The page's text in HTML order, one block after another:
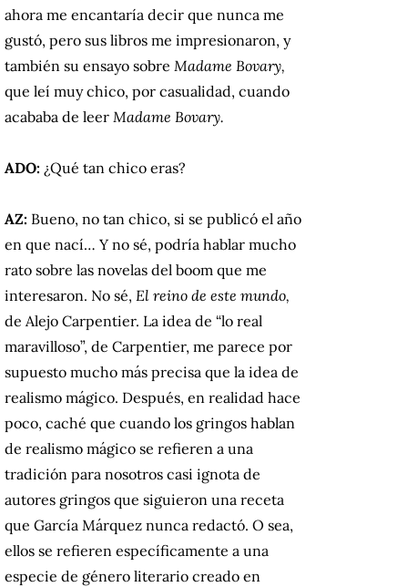
ahora me encantaría decir que nunca me
gustó, pero sus libros me impresionaron, y
también su ensayo sobre Madame Bovary,
que leí muy chico, por casualidad, cuando
acababa de leer Madame Bovary.
ADO: ¿Qué tan chico eras?
AZ: Bueno, no tan chico, si se publicó el año
en que nací… Y no sé, podría hablar mucho
rato sobre las novelas del boom que me
interesaron. No sé, El reino de este mundo,
de Alejo Carpentier. La idea de “lo real
maravilloso”, de Carpentier, me parece por
supuesto mucho más precisa que la idea de
realismo mágico. Después, en realidad hace
poco, caché que cuando los gringos hablan
de realismo mágico se refieren a una
tradición para nosotros casi ignota de
autores gringos que siguieron una receta
que García Márquez nunca redactó. O sea,
ellos se refieren específicamente a una
especie de género literario creado en